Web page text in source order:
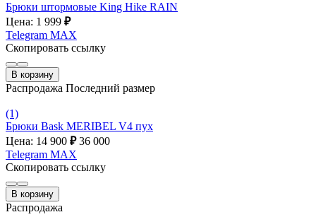
Брюки штормовые King Hike RAIN
Цена: 1 999 ₽
Telegram MAX
Скопировать ссылку
В корзину
Распродажа Последний размер
(1)
Брюки Bask MERIBEL V4 пух
Цена: 14 900 ₽ 36 000
Telegram MAX
Скопировать ссылку
В корзину
Распродажа